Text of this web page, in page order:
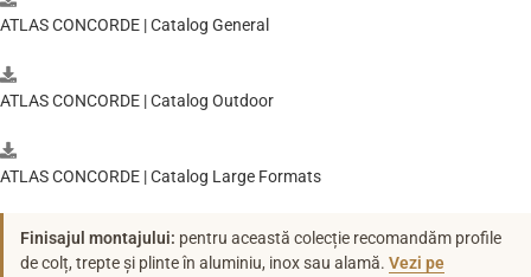
ATLAS CONCORDE | Catalog General
ATLAS CONCORDE | Catalog Outdoor
ATLAS CONCORDE | Catalog Large Formats
Finisajul montajului: pentru această colecție recomandăm profile
de colț, trepte și plinte în aluminiu, inox sau alamă. Vezi pe